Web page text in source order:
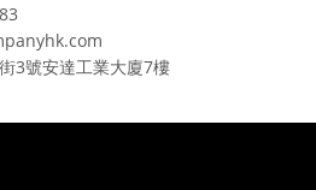
3號安達工業大廈7樓